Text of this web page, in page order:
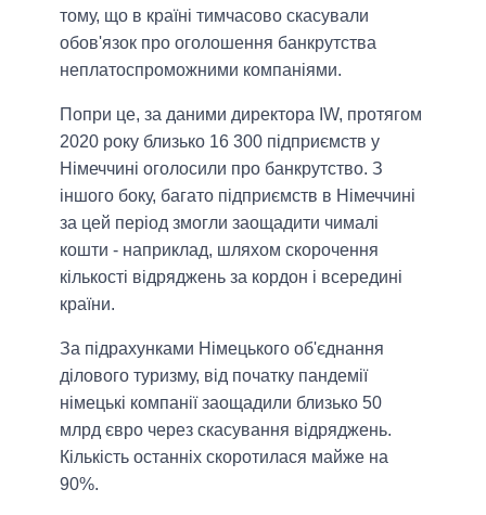
тому, що в країні тимчасово скасували
обов'язок про оголошення банкрутства
неплатоспроможними компаніями.
Попри це, за даними директора IW, протягом
2020 року близько 16 300 підприємств у
Німеччині оголосили про банкрутство. З
іншого боку, багато підприємств в Німеччині
за цей період змогли заощадити чималі
кошти - наприклад, шляхом скорочення
кількості відряджень за кордон і всередині
країни.
За підрахунками Німецького об'єднання
ділового туризму, від початку пандемії
німецькі компанії заощадили близько 50
млрд євро через скасування відряджень.
Кількість останніх скоротилася майже на
90%.